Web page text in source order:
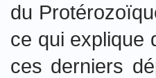
du
ce qui explique
ces derniers